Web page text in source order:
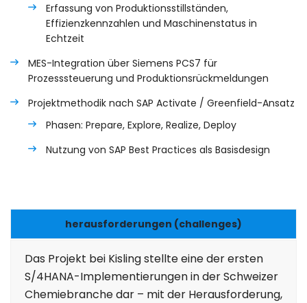
Erfassung von Produktionsstillständen,
Effizienzkennzahlen und Maschinenstatus in
Echtzeit
MES-Integration über Siemens PCS7 für
Prozesssteuerung und Produktionsrückmeldungen
Projektmethodik nach SAP Activate / Greenfield-Ansatz
Phasen: Prepare, Explore, Realize, Deploy
Nutzung von SAP Best Practices als Basisdesign
herausforderungen (challenges)
Das Projekt bei Kisling stellte eine der ersten
S/4HANA-Implementierungen in der Schweizer
Chemiebranche dar – mit der Herausforderung,